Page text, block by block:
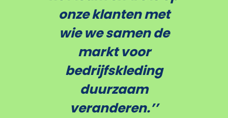
onze klanten met
wie we samen de
markt voor
bedrijfskleding
duurzaam
veranderen.’’